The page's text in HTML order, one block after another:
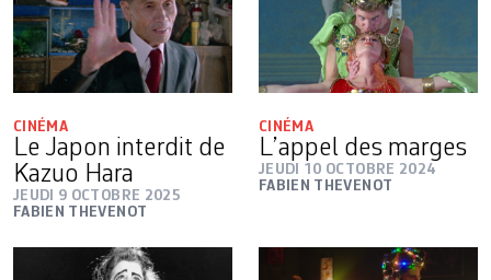
CINÉMA
Le Japon interdit de
Kazuo Hara
JEUDI 9 OCTOBRE 2025
FABIEN THEVENOT
CINÉMA
L’appel des marges
JEUDI 10 OCTOBRE 2024
FABIEN THEVENOT